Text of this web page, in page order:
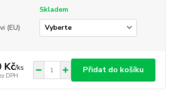
Skladem
(EU)
Kč/ks
DPH
Přidat do košíku